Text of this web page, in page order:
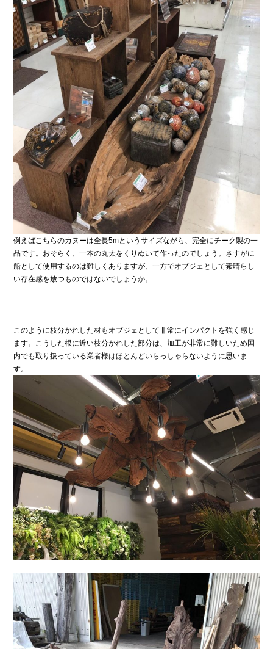
例えばこちらのカヌーは全長5mというサイズながら、完全にチーク製の一
品です。おそらく、一本の丸太をくりぬいて作ったのでしょう。さすがに
船として使用するのは難しくありますが、一方でオブジェとして素晴らし
い存在感を放つものではないでしょうか。
このように枝分かれした材もオブジェとして非常にインパクトを強く感じ
ます。こうした根に近い枝分かれした部分は、加工が非常に難しいため国
内でも取り扱っている業者様はほとんどいらっしゃらないように思いま
す。